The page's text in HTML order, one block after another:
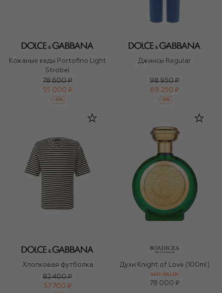
Кожаные кеды Portofino Light
Strobel
78 600 ₽
55 000 ₽
-30%
Джинсы Regular
98 950 ₽
69 250 ₽
-30%
Хлопковая футболка
82 400 ₽
57 700 ₽
Духи Knight of Love (100ml)
BEST-SELLER
78 000 ₽